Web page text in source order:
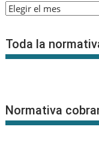
Archivo
Noticias
Toda la
Normativa